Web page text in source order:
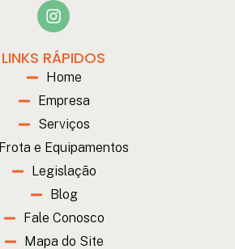
LINKS RÁPIDOS
Home
Empresa
Serviços
Frota e Equipamentos
Legislação
Blog
Fale Conosco
Mapa do Site